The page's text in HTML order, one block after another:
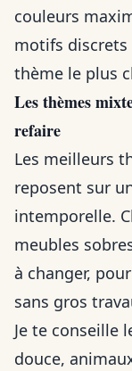
couleurs
motifs discrets
thème le plus
Les thèmes
refaire
Les meilleurs
reposent sur
intemporelle.
meubles
à changer,
sans gros
Je te conseille
douce,